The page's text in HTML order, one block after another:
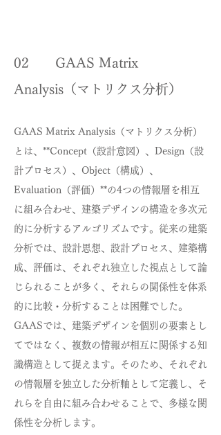
02 GAAS Matrix
Analysis（マトリクス分析）
GAAS Matrix Analysis（マトリクス分析）
とは、**Concept（設計意図）、Design（設
計プロセス）、Object（構成）、
Evaluation（評価）**の4つの情報層を相互
に組み合わせ、建築デザインの構造を多次元
的に分析するアルゴリズムです。従来の建築
分析では、設計思想、設計プロセス、建築構
成、評価は、それぞれ独立した視点として論
じられることが多く、それらの関係性を体系
的に比較・分析することは困難でした。
GAASでは、建築デザインを個別の要素とし
てではなく、複数の情報が相互に関係する知
識構造として捉えます。そのため、それぞれ
の情報層を独立した分析軸として定義し、そ
れらを自由に組み合わせることで、多様な関
係性を分析します。